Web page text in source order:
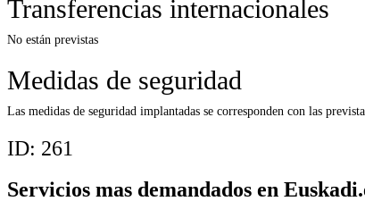
Transferencias internacionales
No están previstas
Medidas de seguridad
Las medidas de seguridad implantadas se corresponden con las
ID: 261
Servicios mas demandados en